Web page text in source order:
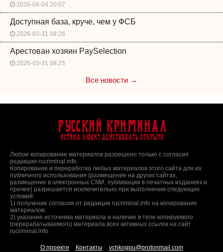
2026-04-04 20:07
Доступная база, круче, чем у ФСБ
2026-03-31 08:26
Арестован хозяин PaySelection
2026-03-31 08:25
Все новости →
Русский Криминал
Истина любит действовать открыто
Любое копирование материалов разрешено только с согласия
редакции rucriminal.info.
Копирование и переработка любых материалов этого сайта для их
публичного использования (размещение на других сайтах,
размещение в электронных СМИ, публикации в печатных изданиях и
прочее) разрешается исключительно при выполнении следующих
условий:
1) получение согласия от редакции rucriminal.info на копирование
материалов;
2) указание источника материала и наличие в теле копируемого
(перерабатываемого) материала всех активных ссылок на сайт
rucriminal.info
О проекте Контакты vchkogpu@protonmail.com